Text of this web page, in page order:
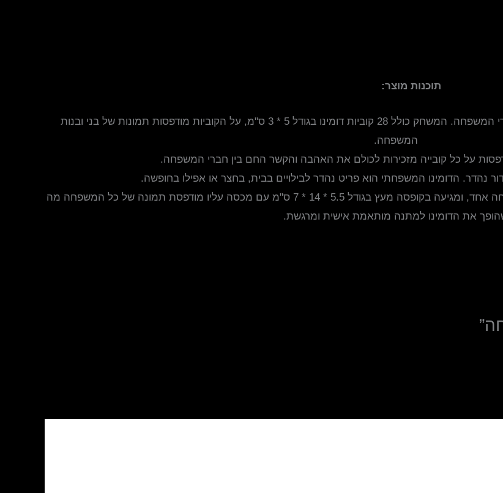
תוכנות מוצר:
יוצר רגעים של הנאה בין חברי המשפחה. המשחק כולל 28 קוביות דומינו בגודל 5 * 3 ס"מ, על הקוביות מודפסות תמונות של בני ובנות
המשפחה.
על כל קובייה מזכירות לכולם את האהבה והקשר החם בין חברי המשפחה.
נהדר. הדומינו המשפחתי הוא פריט נהדר לבילויים בבית, בחצר או אפילו בחופשה.
כל קובייה מתאימה לחבר משפחה אחד, ומגיעה בקופסה מעץ בגודל 5.5 * 14 * 7 ס"מ עם מכסה עליו מודפסת תמונה של כל המשפחה מה
את הדומינו למתנה מותאמת אישית ומרגשת.